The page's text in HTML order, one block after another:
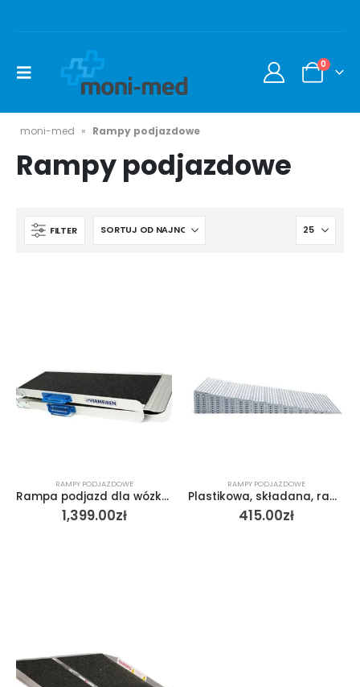
0
moni-med » Rampy podjazdowe
Rampy podjazdowe
FILTER
RAMPY PODJAZDOWE
Rampa podjazd dla wózków inwalidzkich 692 vermeiren
1,399.00zł
RAMPY PODJAZDOWE
Plastikowa, składana, rampa podjazdowa model=690 do 4 cm
415.00zł